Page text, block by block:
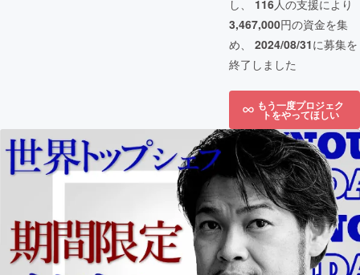
し、 116人の支援により
3,467,000円の資金を集
め、 2024/08/31に募集を
終了しました
もう一度プロジェク
トをやってほしい